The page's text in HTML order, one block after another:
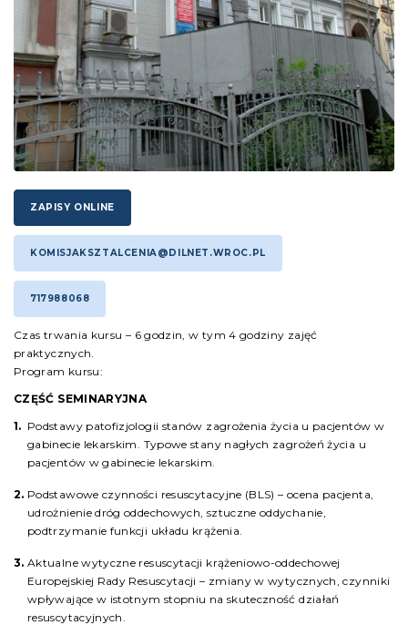
ZAPISY ONLINE
KOMISJAKSZTALCENIA@DILNET.WROC.PL
717988068
Czas trwania kursu – 6 godzin, w tym 4 godziny zajęć
praktycznych.
Program kursu:
CZĘŚĆ SEMINARYJNA
Podstawy patofizjologii stanów zagrożenia życia u pacjentów w
gabinecie lekarskim. Typowe stany nagłych zagrożeń życia u
pacjentów w gabinecie lekarskim.
Podstawowe czynności resuscytacyjne (BLS) – ocena pacjenta,
udrożnienie dróg oddechowych, sztuczne oddychanie,
podtrzymanie funkcji układu krążenia.
Aktualne wytyczne resuscytacji krążeniowo-oddechowej
Europejskiej Rady Resuscytacji – zmiany w wytycznych, czynniki
wpływające w istotnym stopniu na skuteczność działań
resuscytacyjnych.